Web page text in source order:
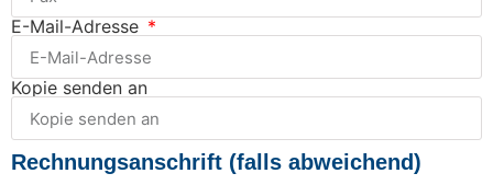
E-Mail-Adresse
Kopie senden an
Rechnungsanschrift (falls abweichend)